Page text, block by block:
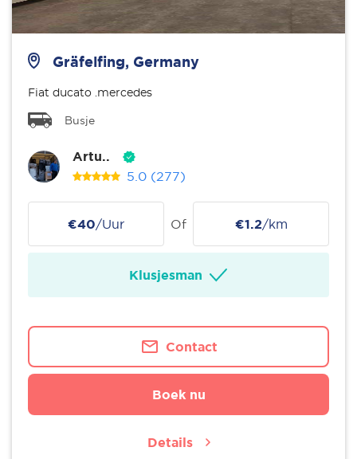
Gräfelfing, Germany
Fiat ducato .mercedes
Busje
Artu..
5.0 (277)
€40/Uur Of €1.2/km
Klusjesman
Contact
Boek nu
Details